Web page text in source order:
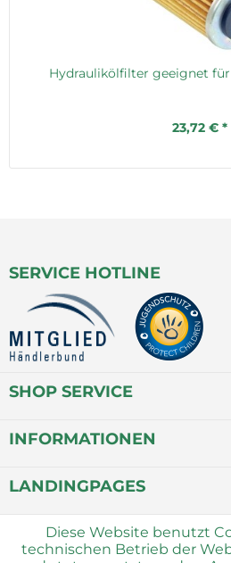
Hydraulikölfilter geeignet für
23,72 € *
SERVICE HOTLINE
SHOP SERVICE
INFORMATIONEN
LANDINGPAGES
Diese Website benutzt
technischen Betrieb der